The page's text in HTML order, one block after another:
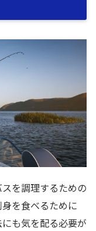
を調理するための
を食べるために
も気を配る必要が